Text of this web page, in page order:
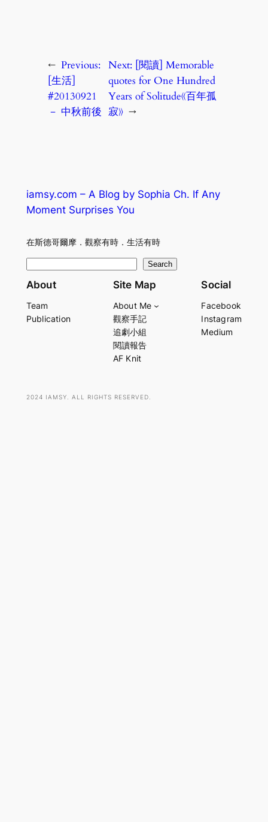
← Previous:
[生活]
#20130921
－ 中秋前後
Next: [閱讀] Memorable
quotes for One Hundred
Years of Solitude《百年孤
寂》 →
iamsy.com – A Blog by Sophia Ch. If Any
Moment Surprises You
在斯德哥爾摩．觀察有時．生活有時
e
r
Search
About
Team
Publication
Site Map
About Me
觀察手記
追劇小組
閱讀報告
AF Knit
Social
Facebook
Instagram
Medium
2024 IAMSY. ALL RIGHTS RESERVED.